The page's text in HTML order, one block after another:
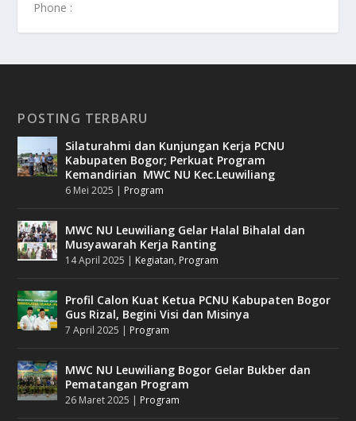
Phone :
POSTING TERBARU
Silaturahmi dan Kunjungan Kerja PCNU
Kabupaten Bogor; Perkuat Program
Kemandirian MWC NU Kec.Leuwiliang
6 Mei 2025 | Program
MWC NU Leuwiliang Gelar Halal Bihalal dan
Musyawarah Kerja Ranting
14 April 2025 | Kegiatan, Program
Profil Calon Kuat Ketua PCNU Kabupaten Bogor
Gus Rizal, Begini Visi dan Misinya
7 April 2025 | Program
MWC NU Leuwiliang Bogor Gelar Bukber dan
Pematangan Program
26 Maret 2025 | Program